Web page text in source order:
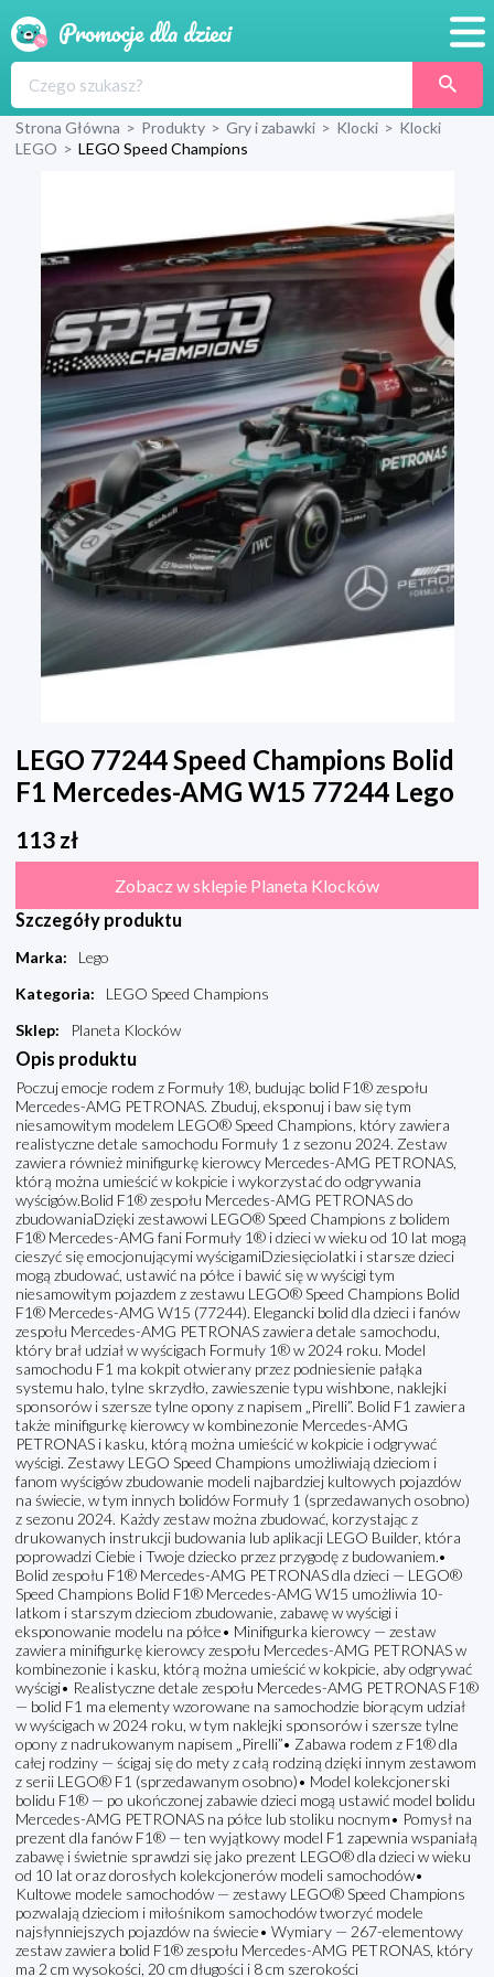
Produkty
Blog
Wyprawka
Strona Główna > Produkty > Gry i zabawki > Klocki > Klocki
LEGO > LEGO Speed Champions
LEGO 77244 Speed Champions Bolid
F1 Mercedes-AMG W15 77244 Lego
113 zł
Zobacz w sklepie Planeta Klocków
Szczegóły produktu
Marka:
Lego
Kategoria:
LEGO Speed Champions
Sklep: Planeta Klocków
Opis produktu
Poczuj emocje rodem z Formuły 1®, budując bolid F1® zespołu
Mercedes-AMG PETRONAS. Zbuduj, eksponuj i baw się tym
niesamowitym modelem LEGO® Speed Champions, który zawiera
realistyczne detale samochodu Formuły 1 z sezonu 2024. Zestaw
zawiera również minifigurkę kierowcy Mercedes-AMG PETRONAS,
którą można umieścić w kokpicie i wykorzystać do odgrywania
wyścigów.Bolid F1® zespołu Mercedes-AMG PETRONAS do
zbudowaniaDzięki zestawowi LEGO® Speed Champions z bolidem
F1® Mercedes-AMG fani Formuły 1® i dzieci w wieku od 10 lat mogą
cieszyć się emocjonującymi wyścigamiDziesięciolatki i starsze dzieci
mogą zbudować, ustawić na półce i bawić się w wyścigi tym
niesamowitym pojazdem z zestawu LEGO® Speed Champions Bolid
F1® Mercedes-AMG W15 (77244). Elegancki bolid dla dzieci i fanów
zespołu Mercedes-AMG PETRONAS zawiera detale samochodu,
który brał udział w wyścigach Formuły 1® w 2024 roku. Model
samochodu F1 ma kokpit otwierany przez podniesienie pałąka
systemu halo, tylne skrzydło, zawieszenie typu wishbone, naklejki
sponsorów i szersze tylne opony z napisem „Pirelli”. Bolid F1 zawiera
także minifigurkę kierowcy w kombinezonie Mercedes-AMG
PETRONAS i kasku, którą można umieścić w kokpicie i odgrywać
wyścigi. Zestawy LEGO Speed Champions umożliwiają dzieciom i
fanom wyścigów zbudowanie modeli najbardziej kultowych pojazdów
na świecie, w tym innych bolidów Formuły 1 (sprzedawanych osobno)
z sezonu 2024. Każdy zestaw można zbudować, korzystając z
drukowanych instrukcji budowania lub aplikacji LEGO Builder, która
poprowadzi Ciebie i Twoje dziecko przez przygodę z budowaniem.•
Bolid zespołu F1® Mercedes-AMG PETRONAS dla dzieci — LEGO®
Speed Champions Bolid F1® Mercedes-AMG W15 umożliwia 10-
latkom i starszym dzieciom zbudowanie, zabawę w wyścigi i
eksponowanie modelu na półce• Minifigurka kierowcy — zestaw
zawiera minifigurkę kierowcy zespołu Mercedes-AMG PETRONAS w
kombinezonie i kasku, którą można umieścić w kokpicie, aby odgrywać
wyścigi• Realistyczne detale zespołu Mercedes-AMG PETRONAS F1®
— bolid F1 ma elementy wzorowane na samochodzie biorącym udział
w wyścigach w 2024 roku, w tym naklejki sponsorów i szersze tylne
opony z nadrukowanym napisem „Pirelli”• Zabawa rodem z F1® dla
całej rodziny — ścigaj się do mety z całą rodziną dzięki innym zestawom
z serii LEGO® F1 (sprzedawanym osobno)• Model kolekcjonerski
bolidu F1® — po ukończonej zabawie dzieci mogą ustawić model bolidu
Mercedes-AMG PETRONAS na półce lub stoliku nocnym• Pomysł na
prezent dla fanów F1® — ten wyjątkowy model F1 zapewnia wspaniałą
zabawę i świetnie sprawdzi się jako prezent LEGO® dla dzieci w wieku
od 10 lat oraz dorosłych kolekcjonerów modeli samochodów•
Kultowe modele samochodów — zestawy LEGO® Speed Champions
pozwalają dzieciom i miłośnikom samochodów tworzyć modele
najsłynniejszych pojazdów na świecie• Wymiary — 267-elementowy
zestaw zawiera bolid F1® zespołu Mercedes-AMG PETRONAS, który
ma 2 cm wysokości, 20 cm długości i 8 cm szerokości